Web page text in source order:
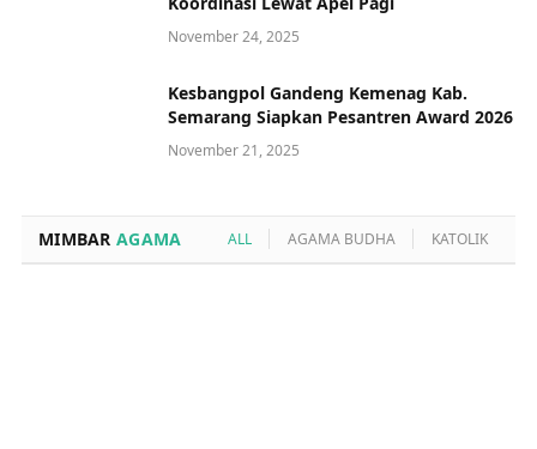
November 24, 2025
Kesbangpol Gandeng Kemenag Kab.
Semarang Siapkan Pesantren Award 2026
November 21, 2025
MIMBAR AGAMA ALL AGAMA BUDHA KATOLIK